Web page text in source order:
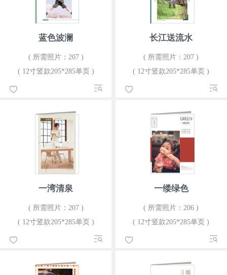
蓝色波澜
( 所需照片：207 )
( 12寸竖款205*285单页 )
长江送流水
( 所需照片：207 )
( 12寸竖款205*285单页 )
一湾清泉
( 所需照片：207 )
( 12寸竖款205*285单页 )
一缕绿色
( 所需照片：206 )
( 12寸竖款205*285单页 )